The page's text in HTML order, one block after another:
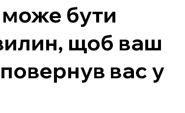
може бути
щоб ваш
вас у